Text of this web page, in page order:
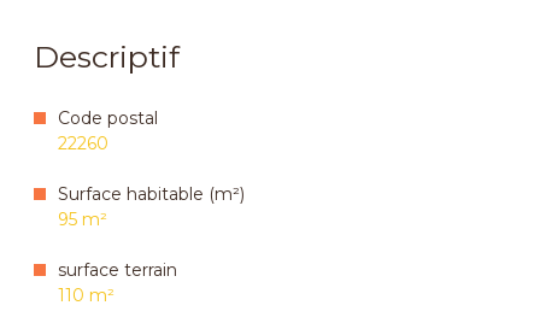
Descriptif
Code postal
22260
Surface habitable (m²)
95 m²
surface terrain
110 m²